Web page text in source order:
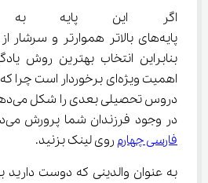
اگر این پایه به
پایه‌های بالاتر هموارتر و
بنابراین انتخاب بهترین روش
اهمیت ویژه‌ای برخوردار است
در وجود فرزندان شما پرورش می‌دهد. برای
فارسی چهارم روی لینک بزنید.